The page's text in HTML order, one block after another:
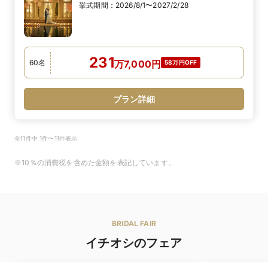
挙式期間： 2026/8/1〜2027/2/28
60名 231万7,000円 58万円OFF
プラン詳細
全11件中 1件〜11件表示
※10％の消費税を含めた金額を表記しています。
BRIDAL FAIR
イチオシのフェア